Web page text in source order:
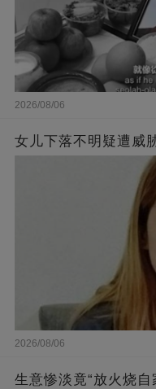
2026/08/06
女儿下落不明疑遭威
2026/08/06
生意惨淡竟“放火烧